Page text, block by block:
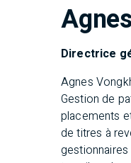
Directrice
Agnes
Gestion de
placements
de titres à